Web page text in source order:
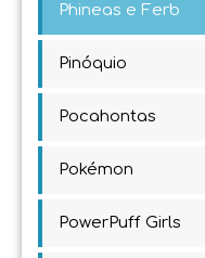
Phineas e Ferb
Pinóquio
Pocahontas
Pokémon
PowerPuff Girls